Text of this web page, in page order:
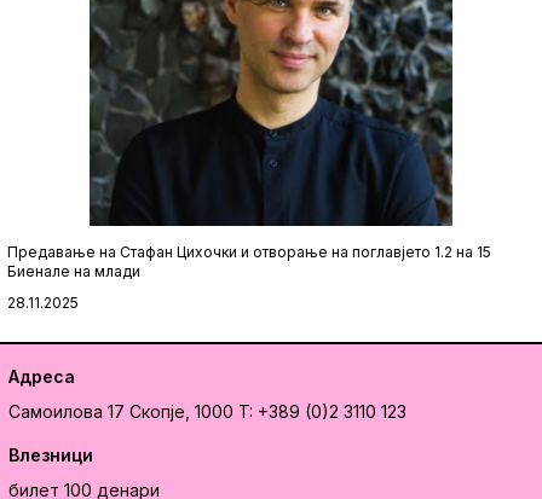
Предавање на Стафан Цихочки и отворање на поглавјето 1.2 на 15
Биенале на млади
28.11.2025
Адреса
Самоилова 17 Скопје, 1000 T: +389 (0)2 3110 123
Влезници
билет 100 денари